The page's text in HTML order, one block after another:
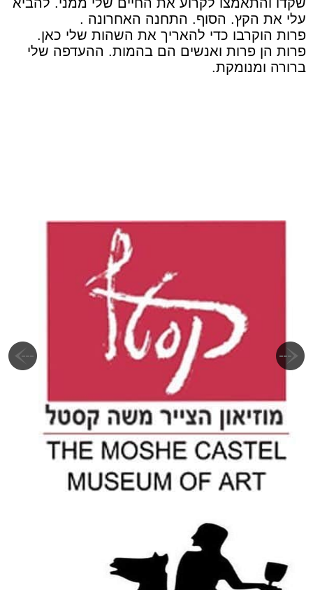
עלי את הקץ. הסוף. התחנה האחרונה .
פרות הוקרבו כדי להאריך את השהות שלי כאן.
פרות הן פרות ואנשים הם בהמות. ההעדפה שלי
ברורה ומנומקת.